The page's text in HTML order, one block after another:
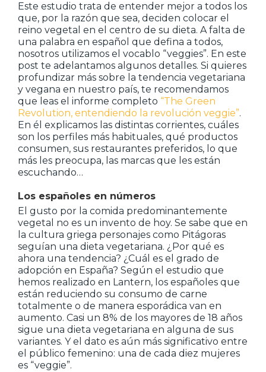
Este estudio trata de entender mejor a todos los
que, por la razón que sea, deciden colocar el
reino vegetal en el centro de su dieta. A falta de
una palabra en español que defina a todos,
nosotros utilizamos el vocablo “veggies”. En este
post te adelantamos algunos detalles. Si quieres
profundizar más sobre la tendencia vegetariana
y vegana en nuestro país, te recomendamos
que leas el informe completo “The Green
Revolution, entendiendo la revolución veggie”.
En él explicamos las distintas corrientes, cuáles
son los perfiles más habituales, qué productos
consumen, sus restaurantes preferidos, lo que
más les preocupa, las marcas que les están
escuchando…
Los españoles en números
El gusto por la comida predominantemente
vegetal no es un invento de hoy. Se sabe que en
la cultura griega personajes como Pitágoras
seguían una dieta vegetariana. ¿Por qué es
ahora una tendencia? ¿Cuál es el grado de
adopción en España? Según el estudio que
hemos realizado en Lantern, los españoles que
están reduciendo su consumo de carne
totalmente o de manera esporádica van en
aumento. Casi un 8% de los mayores de 18 años
sigue una dieta vegetariana en alguna de sus
variantes. Y el dato es aún más significativo entre
el público femenino: una de cada diez mujeres
es “veggie”.